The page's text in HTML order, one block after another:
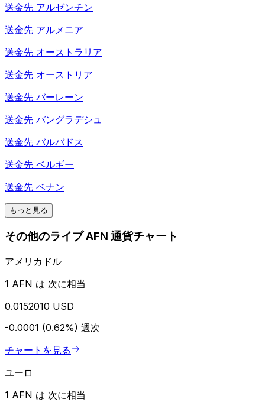
送金先 アルゼンチン
送金先 アルメニア
送金先 オーストラリア
送金先 オーストリア
送金先 バーレーン
送金先 バングラデシュ
送金先 バルバドス
送金先 ベルギー
送金先 ベナン
もっと見る
その他のライブ AFN 通貨チャート
アメリカドル
1 AFN は 次に相当
0.0152010 USD
-0.0001 (0.62%) 週次
チャートを見る
ユーロ
1 AFN は 次に相当